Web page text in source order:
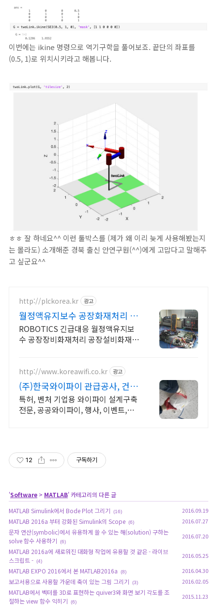
이번에는 ikine 명령으로 역기구학을 풀어보죠. 끝단의 좌표를
(0.5, 1)로 위치시키라고 해봅니다.
ㅎㅎ 잘 하네요^^ 이런 툴박스를 (제가 왜 이리 늦게 사용해봤는지
는 몰라도) 소개해준 경북 출신 안연구원(^^)에게 고맙다고 말해주
고 싶군요^^
http://plckorea.kr 광고
월정액유지보수 공장화재처리 산
업자동화 장비판매수리보수
ROBOTICS 긴급대응 월정액유지보
수 공장장비화재처리 공장설비화재보
http://www.koreawifi.co.kr 광고
(주)한국와이파이 관급공사, 건설
공사 가능
특허, 벤처 기업용 와이파이 설계구축
전문, 공공와이파이, 행사, 이벤트,
12 구독하기
'Software > MATLAB' 카테고리의 다른 글
MATLAB Simulink에서 Bode Plot 그리기
(16) 2016.09.19
MATLAB 2016a 부터 강화된 Simulink의 Scope (6) 2016.07.27
문자 연산(symbolic)에서 유용하게 쓸 수 있는 해(solution) 구하는
solve 함수 사용하기
(6)
2016.07.20
MATLAB 2016a에 새로워진 대화형 작업에 유용할 것 같은 - 라이브
스크립트 - (4)
2016.05.25
MATLAB EXPO 2016에서 본 MATLAB2016a (8) 2016.04.30
보고서용으로 사용할 가운데 축이 있는 그림 그리기 (3) 2016.02.05
MATLAB에서 벡터를 3D로 표현하는 quiver3와 화면 보기 각도를 조
절하는 view 함수 익히기
(6)
2015.11.23